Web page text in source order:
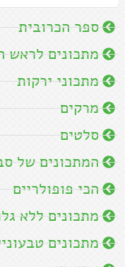
ספר הכרובית
מתכונים לראש
מתכוני ירקות
מרקים
סלטים
המתכונים של
הכי פופולריים
מתכונים ללא
מתכונים